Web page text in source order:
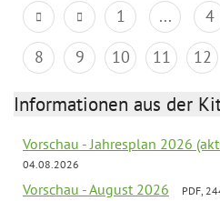
1 ... 4
8
9 10 11 12
Informationen aus der
Vorschau - Jahresplan 2026
04.08.2026
Vorschau - August 2026 PDF,